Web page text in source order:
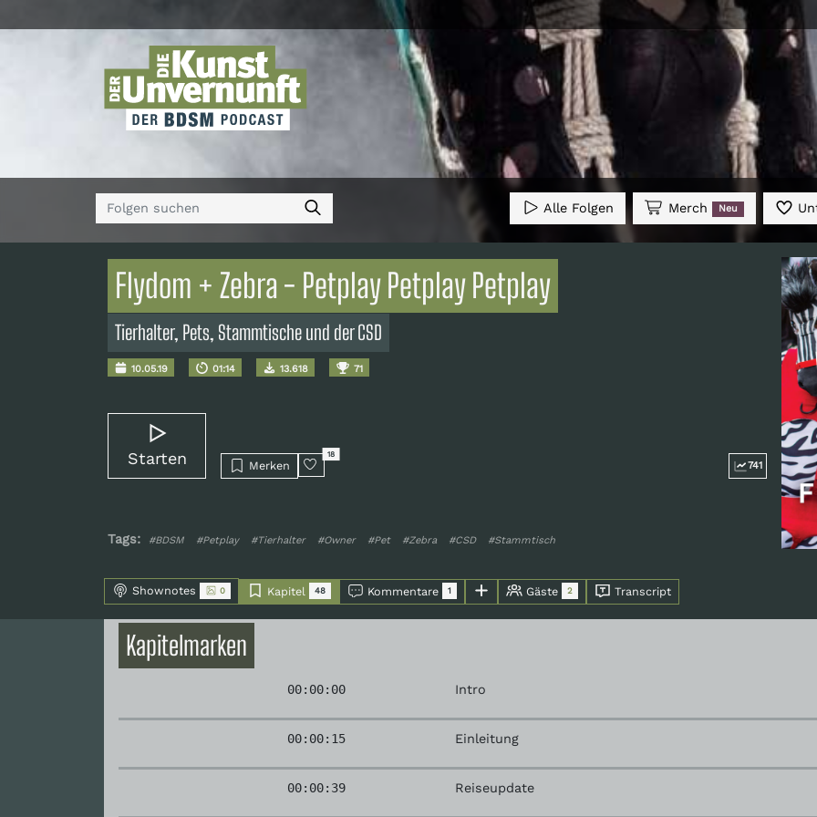
Alle Folgen Merch Neu
Flydom + Zebra - Petplay Petplay Petplay
Tierhalter, Pets, Stammtische und der CSD
10.05.19 01:14 13.618 71
Starten Merken
18
741
Tags: #BDSM #Petplay #Tierhalter #Owner #Pet #Zebra #CSD #Stammtisch
Shownotes 0 Kapitel 48 Kommentare 1 Gäste 2 Transcript
Kapitelmarken
00:00:00 Intro
00:00:15 Einleitung
00:00:39 Reiseupdate